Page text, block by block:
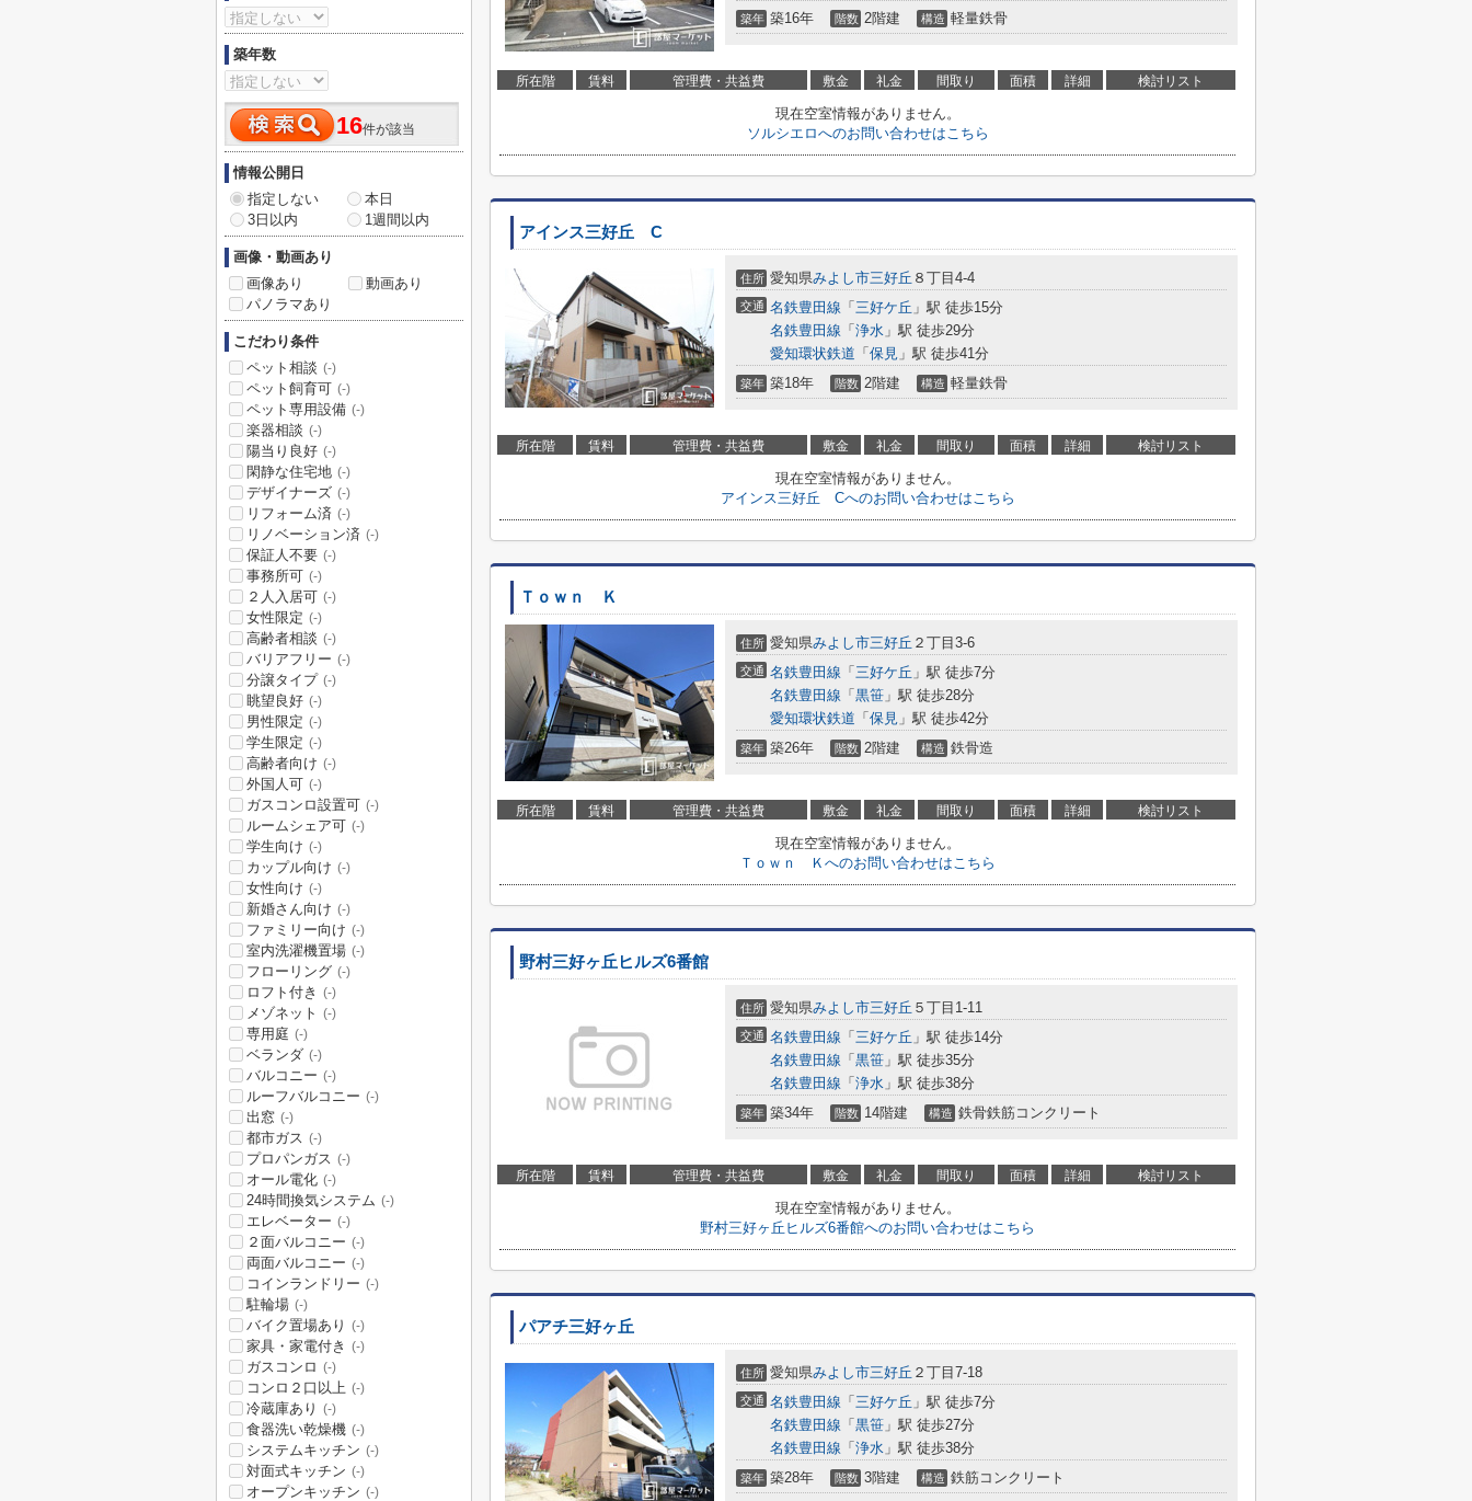
築年 築16年 階数 2階建 構造 軽量鉄骨
所在階 賃料 管理費・共益費 敷金 礼金 間取り 面積 詳細 検討リスト
現在空室情報がありません。
ソルシエロへのお問い合わせはこちら
アインス三好丘 C
住所 愛知県みよし市三好丘 ８丁目4-4
交通 名鉄豊田線 「 三好ケ丘 」駅 徒歩15分
名鉄豊田線 「 浄水 」駅 徒歩29分
愛知環状鉄道 「 保見 」駅 徒歩41分
築年 築18年 階数 2階建 構造 軽量鉄骨
所在階 賃料 管理費・共益費 敷金 礼金 間取り 面積 詳細 検討リスト
現在空室情報がありません。
アインス三好丘 Cへのお問い合わせはこちら
Ｔｏｗｎ Ｋ
住所 愛知県みよし市三好丘 ２丁目3-6
交通 名鉄豊田線 「 三好ケ丘 」駅 徒歩7分
名鉄豊田線 「 黒笹 」駅 徒歩28分
愛知環状鉄道 「 保見 」駅 徒歩42分
築年 築26年 階数 2階建 構造 鉄骨造
所在階 賃料 管理費・共益費 敷金 礼金 間取り 面積 詳細 検討リスト
現在空室情報がありません。
Ｔｏｗｎ Ｋへのお問い合わせはこちら
野村三好ヶ丘ヒルズ6番館
住所 愛知県みよし市三好丘 ５丁目1-11
交通 名鉄豊田線 「 三好ケ丘 」駅 徒歩14分
名鉄豊田線 「 黒笹 」駅 徒歩35分
名鉄豊田線 「 浄水 」駅 徒歩38分
築年 築34年 階数 14階建 構造 鉄骨鉄筋コンクリート
所在階 賃料 管理費・共益費 敷金 礼金 間取り 面積 詳細 検討リスト
現在空室情報がありません。
野村三好ヶ丘ヒルズ6番館へのお問い合わせはこちら
パアチ三好ヶ丘
住所 愛知県みよし市三好丘 ２丁目7-18
交通 名鉄豊田線 「 三好ケ丘 」駅 徒歩7分
名鉄豊田線 「 黒笹 」駅 徒歩27分
名鉄豊田線 「 浄水 」駅 徒歩38分
築年 築28年 階数 3階建 構造 鉄筋コンクリート
築年数
16件が該当
情報公開日
指定しない
本日
3日以内
1週間以内
画像・動画あり
画像あり
動画あり
パノラマあり
こだわり条件
ペット相談 (-)
ペット飼育可 (-)
ペット専用設備 (-)
楽器相談 (-)
陽当り良好 (-)
閑静な住宅地 (-)
デザイナーズ (-)
リフォーム済 (-)
リノベーション済 (-)
保証人不要 (-)
事務所可 (-)
２人入居可 (-)
女性限定 (-)
高齢者相談 (-)
バリアフリー (-)
分譲タイプ (-)
眺望良好 (-)
男性限定 (-)
学生限定 (-)
高齢者向け (-)
外国人可 (-)
ガスコンロ設置可 (-)
ルームシェア可 (-)
学生向け (-)
カップル向け (-)
女性向け (-)
新婚さん向け (-)
ファミリー向け (-)
室内洗濯機置場 (-)
フローリング (-)
ロフト付き (-)
メゾネット (-)
専用庭 (-)
ベランダ (-)
バルコニー (-)
ルーフバルコニー (-)
出窓 (-)
都市ガス (-)
プロパンガス (-)
オール電化 (-)
24時間換気システム (-)
エレベーター (-)
２面バルコニー (-)
両面バルコニー (-)
コインランドリー (-)
駐輪場 (-)
バイク置場あり (-)
家具・家電付き (-)
ガスコンロ (-)
コンロ２口以上 (-)
冷蔵庫あり (-)
食器洗い乾燥機 (-)
システムキッチン (-)
対面式キッチン (-)
オープンキッチン (-)